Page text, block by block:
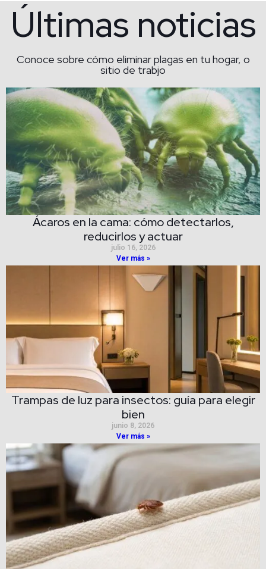
Últimas noticias
Conoce sobre cómo eliminar plagas en tu hogar, o
sitio de trabjo
Ácaros en la cama: cómo detectarlos,
reducirlos y actuar
julio 16, 2026
Ver más »
Trampas de luz para insectos: guía para elegir
bien
junio 8, 2026
Ver más »